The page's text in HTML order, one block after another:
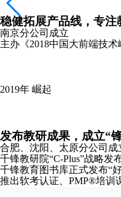
稳健拓展产品线，专注
南京分公司成立
主办《2018中国大前端技
2019年 崛起
发布教研成果，成立“
合肥、沈阳、太原分公司成
千锋教研院“C-Plus”战略发
千锋教育图书库正式发布“
推出软考认证、PMP®培训